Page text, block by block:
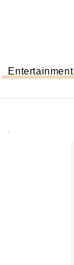
Entertainment
ミスドのモ
｜支払い方